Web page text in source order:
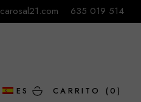
635 019 514
ES CARRITO (0)